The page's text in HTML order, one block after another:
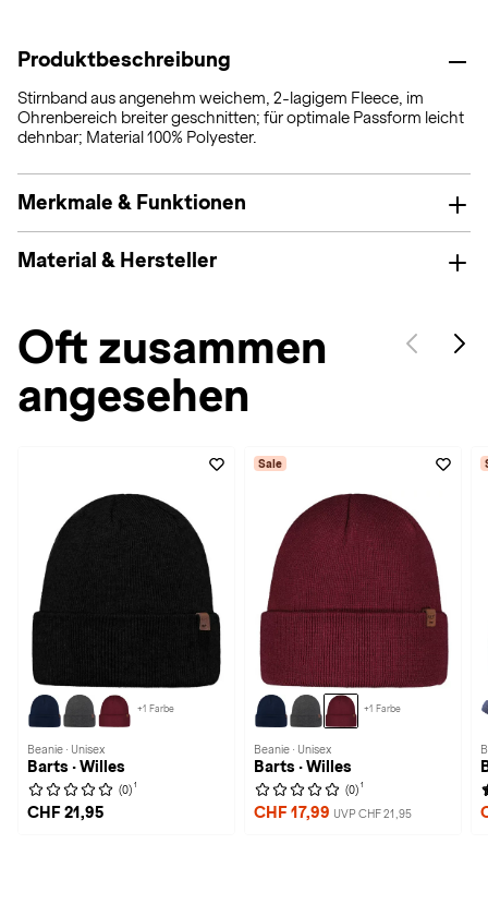
Produktbeschreibung
Stirnband aus angenehm weichem, 2-lagigem Fleece, im
Ohrenbereich breiter geschnitten; für optimale Passform leicht
dehnbar; Material 100% Polyester.
Merkmale & Funktionen
Material & Hersteller
Oft zusammen
angesehen
+1 Farbe
Beanie · Unisex
Barts · Willes
(0) 1
CHF 21,95
Sale
+1 Farbe
Beanie · Unisex
Barts · Willes
(0) 1
CHF 17,99 UVP CHF 21,95